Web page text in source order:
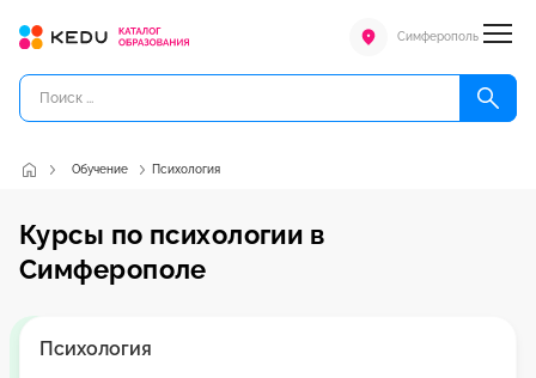
Симферополь
Обучение Психология
Курсы по психологии в
Симферополе
Психология